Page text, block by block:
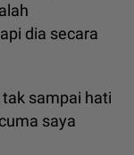
dia secara
sampai hati
saya